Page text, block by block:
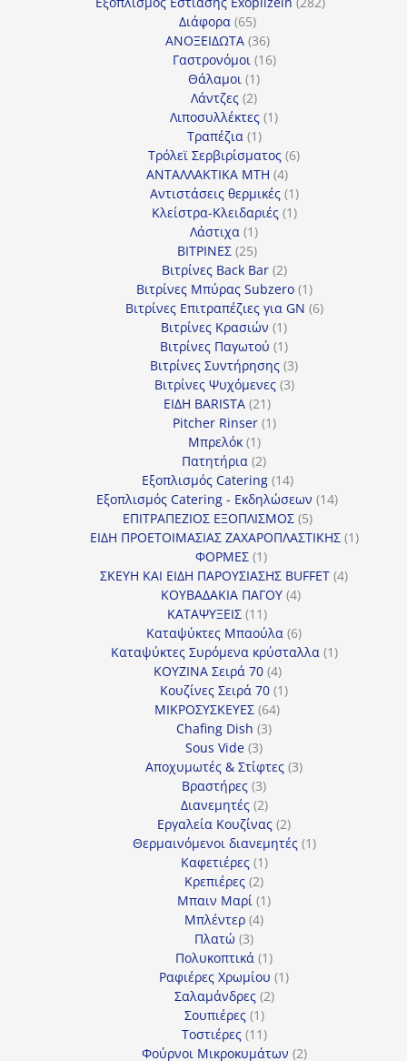
Διάφορα 6565
προϊόντα
ΑΝΟΞΕΙΔΩΤΑ 3636
προϊόντα
Γαστρονόμοι 1616
Θάλαμοι 11
προϊόν
Λάντζες 22
προϊόντα
Λιποσυλλέκτες 11
Τραπέζια 11
προϊόν
Τρόλεϊ Σερβιρίσματος 66
ΑΝΤΑΛΛΑΚΤΙΚΑ MTH 44
προϊόντα
Αντιστάσεις θερμικές 11
προϊόν
Κλείστρα-Κλειδαριές 11
Λάστιχα 11
προϊόν
ΒΙΤΡΙΝΕΣ 2525
προϊόντα
Βιτρίνες Back Bar 22
προϊόντα
Βιτρίνες Mπύρας Subzero 11
προϊόν
Βιτρίνες Επιτραπέζιες για GN 66
Βιτρίνες Κρασιών 11
προϊόν
Βιτρίνες Παγωτού 11
προϊόν
Βιτρίνες Συντήρησης 33
προϊόντα
Βιτρίνες Ψυχόμενες 33
ΕΙΔΗ BARISTA 2121
προϊόντα
Pitcher Rinser 11
Μπρελόκ 11
προϊόν
Πατητήρια 22
προϊόντα
Εξοπλισμός Catering 1414
προϊόντα
Εξοπλισμός Catering - Εκδηλώσεων 1414
ΕΠΙΤΡΑΠΕΖΙΟΣ ΕΞΟΠΛΙΣΜΟΣ 55
προϊόντα
ΕΙΔΗ ΠΡΟΕΤΟΙΜΑΣΙΑΣ ΖΑΧΑΡΟΠΛΑΣΤΙΚΗΣ 11
ΦΟΡΜΕΣ 11
προϊόν
ΣΚΕΥΗ ΚΑΙ ΕΙΔΗ ΠΑΡΟΥΣΙΑΣΗΣ BUFFET 44
ΚΟΥΒΑΔΑΚΙΑ ΠΑΓΟΥ 44
ΚΑΤΑΨΥΞΕΙΣ 1111
προϊόντα
Καταψύκτες Μπαούλα 66
προϊόντα
Καταψύκτες Συρόμενα κρύσταλλα 11
ΚΟΥΖΙΝΑ Σειρά 70 44
προϊόντα
Κουζίνες Σειρά 70 11
ΜΙΚΡΟΣΥΣΚΕΥΕΣ 6464
Chafing Dish 33
Sous Vide 33
προϊόντα
Αποχυμωτές & Στίφτες 33
Βραστήρες 33
προϊόντα
Διανεμητές 22
προϊόντα
Εργαλεία Κουζίνας 22
προϊόντα
Θερμαινόμενοι διανεμητές 11
Καφετιέρες 11
προϊόν
Κρεπιέρες 22
προϊόντα
Μπαιν Μαρί 11
Μπλέντερ 44
Πλατώ 33
προϊόντα
Πολυκοπτικά 11
προϊόν
Ραφιέρες Χρωμίου 11
Σαλαμάνδρες 22
Σουπιέρες 11
προϊόν
Τοστιέρες 1111
προϊόντα
Φούρνοι Μικροκυμάτων 22